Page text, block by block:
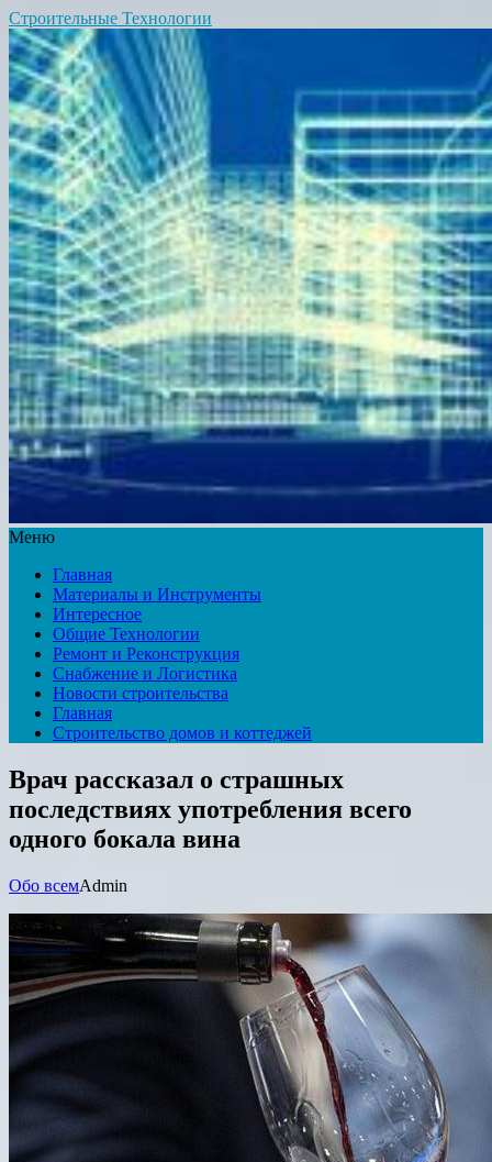
Строительные Технологии
Меню
Главная
Материалы и Инструменты
Интересное
Общие Технологии
Ремонт и Реконструкция
Снабжение и Логистика
Новости строительства
Главная
Строительство домов и коттеджей
Врач рассказал о страшных
последствиях употребления всего
одного бокала вина
Обо всемAdmin